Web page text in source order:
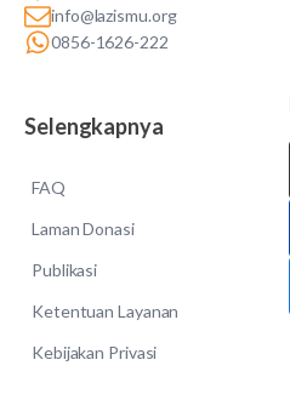
info@lazismu.org
0856-1626-222
Selengkapnya
FAQ
Laman Donasi
Publikasi
Ketentuan Layanan
Kebijakan Privasi